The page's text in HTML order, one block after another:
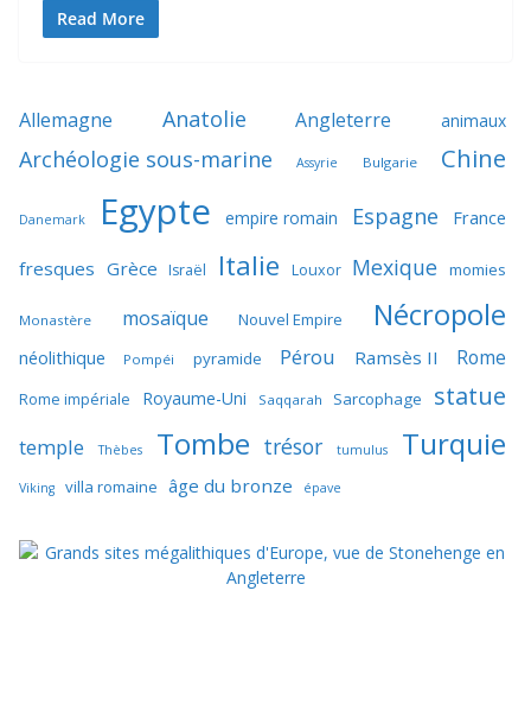
Read More
Allemagne Anatolie Angleterre animaux
Archéologie sous-marine Assyrie Bulgarie Chine
Danemark Egypte empire romain Espagne France
fresques Grèce Israël Italie Louxor Mexique momies
Monastère mosaïque Nouvel Empire Nécropole
néolithique Pompéi pyramide Pérou Ramsès II Rome
Rome impériale Royaume-Uni Saqqarah Sarcophage statue
temple Thèbes Tombe trésor tumulus Turquie
Viking villa romaine âge du bronze épave